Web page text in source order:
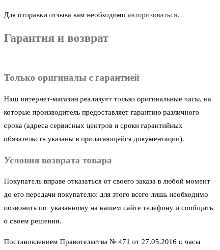
Для отправки отзыва вам необходимо авторизоваться.
Гарантия и возврат
Только оригиналы с гарантией
Наш интернет-магазин реализует только оригинальные часы, на
которые производитель предоставляет гарантию различного
срока (адреса сервисных центров и сроки гарантийных
обязательств указаны в прилагающейся документации).
Условия возврата товара
Покупатель вправе отказаться от своего заказа в любой момент
до его передачи покупателю: для этого всего лишь необходимо
позвонить по указанному на нашем сайте телефону и сообщить
о своем решении.
Постановлением Правительства № 471 от 27.05.2016 г. часы